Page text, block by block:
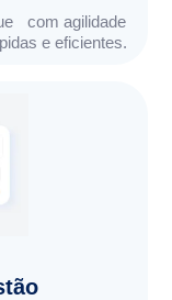
com agilidade
e eficientes.